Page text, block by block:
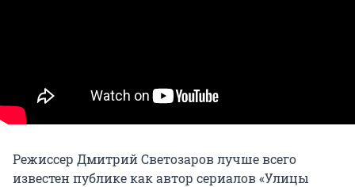
Режиссер Дмитрий Светозаров лучше всего
известен публике как автор сериалов «Улицы